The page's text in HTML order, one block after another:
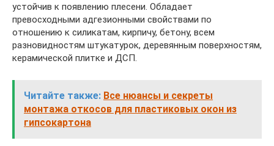
устойчив к появлению плесени. Обладает
превосходными адгезионными свойствами по
отношению к силикатам, кирпичу, бетону, всем
разновидностям штукатурок, деревянным поверхностям,
керамической плитке и ДСП.
Читайте также: Все нюансы и секреты
монтажа откосов для пластиковых окон из
гипсокартона